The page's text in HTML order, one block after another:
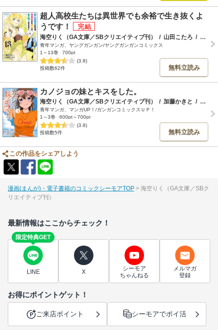
超人高校生たちは異世界でも余裕で生き抜くよ
うです！
海空りく（GA文庫／SBクリエイティブ刊） / 山田こたろ /
青年マンガ、ヤングガンガン/ヤングガンガンコミックス
1～13巻
700pt
(3.8)
投稿数62件
無料立読み
カノジョの妹とキスをした。
海空りく（GA文庫／SBクリエイティブ刊） / 加藤かきと /
青年マンガ、マンガUP！/ガンガンコミックスＵＰ！
1～3巻
600pt～700pt
(3.8)
投稿数5件
無料立読み
この作品をシェアしよう
漫画(まんが)・電子書籍のコミックシーモアTOP
海空りく（GA文庫／SBク
リエイティブ刊）
最新情報はここからチェック！
限定特典GET
LINE X
シーモア
ちゃんねる
メルマガ
登録
お得にポイントゲット！
ご来店ポイント シーモアでポイ活